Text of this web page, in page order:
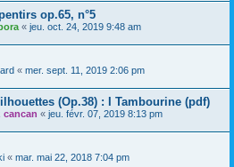
op.65, n°5
« jeu. oct. 24, 2019 9:48 am
« mer. sept. 11, 2019 2:06 pm
(Op.38) : I Tambourine (pdf)
cancan « jeu. févr. 07, 2019 8:13 pm
« mar. mai 22, 2018 7:04 pm